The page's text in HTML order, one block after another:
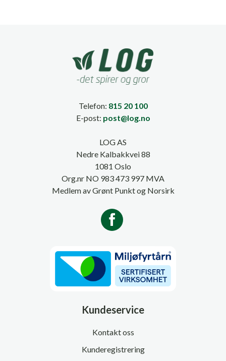
Telefon: 815 20 100
E-post: post@log.no
LOG AS
Nedre Kalbakkvei 88
1081 Oslo
Org.nr NO 983 473 997 MVA
Medlem av Grønt Punkt og Norsirk
Kundeservice
Kontakt oss
Kunderegistrering